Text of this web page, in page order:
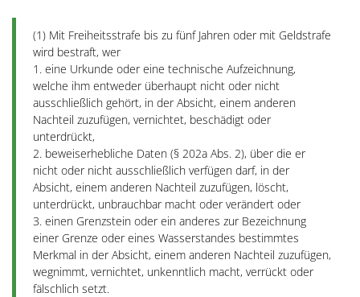
(1) Mit Freiheitsstrafe bis zu fünf Jahren oder mit Geldstrafe
wird bestraft, wer
1. eine Urkunde oder eine technische Aufzeichnung,
welche ihm entweder überhaupt nicht oder nicht
ausschließlich gehört, in der Absicht, einem anderen
Nachteil zuzufügen, vernichtet, beschädigt oder
unterdrückt,
2. beweiserhebliche Daten (§ 202a Abs. 2), über die er
nicht oder nicht ausschließlich verfügen darf, in der
Absicht, einem anderen Nachteil zuzufügen, löscht,
unterdrückt, unbrauchbar macht oder verändert oder
3. einen Grenzstein oder ein anderes zur Bezeichnung
einer Grenze oder eines Wasserstandes bestimmtes
Merkmal in der Absicht, einem anderen Nachteil zuzufügen,
wegnimmt, vernichtet, unkenntlich macht, verrückt oder
fälschlich setzt.